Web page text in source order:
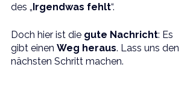
des „Irgendwas fehlt“.
Doch hier ist die gute Nachricht: Es
gibt einen Weg heraus. Lass uns den
nächsten Schritt machen.